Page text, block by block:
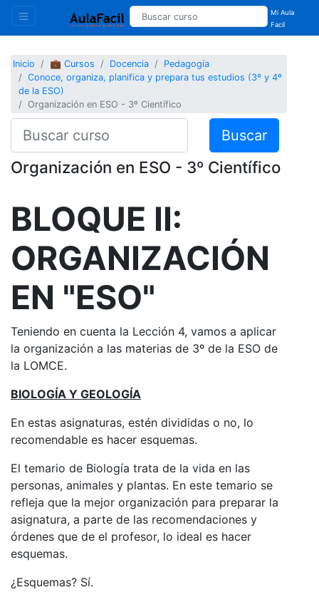
Mi Aula
Facil
Inicio 💼 Cursos Docencia
Pedagogía
Conoce, organiza, planifica y prepara tus estudios (3º y 4º
de la ESO)
Organización en ESO - 3º Científico
Buscar
Organización en ESO - 3º Científico
BLOQUE II:
ORGANIZACIÓN
EN "ESO"
Teniendo en cuenta la Lección 4, vamos a aplicar
la organización a las materias de 3º de la ESO de
la LOMCE.
BIOLOGÍA Y GEOLOGÍA
En estas asignaturas, estén divididas o no, lo
recomendable es hacer esquemas.
El temario de Biología trata de la vida en las
personas, animales y plantas. En este temario se
refleja que la mejor organización para preparar la
asignatura, a parte de las recomendaciones y
órdenes que de el profesor, lo ideal es hacer
esquemas.
¿Esquemas? Sí.